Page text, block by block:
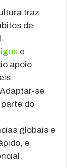
traz
de
e
apoio
se
parte do
globais e
e